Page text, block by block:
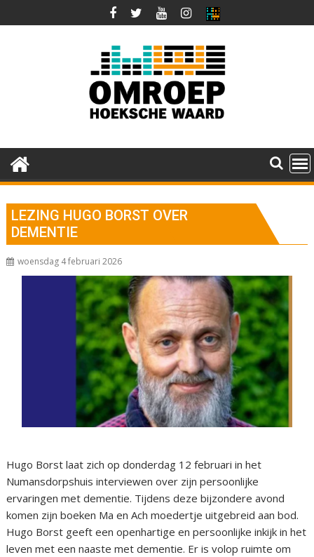
naar
LEZING HUGO BORST OVER
DEMENTIE
woensdag 4 februari 2026
Hugo Borst laat zich op donderdag 12 februari in het
Numansdorpshuis interviewen over zijn persoonlijke
ervaringen met dementie. Tijdens deze bijzondere avond
komen zijn boeken Ma en Ach moedertje uitgebreid aan bod.
Hugo Borst geeft een openhartige en persoonlijke inkijk in het
leven met een naaste met dementie. Er is volop ruimte om